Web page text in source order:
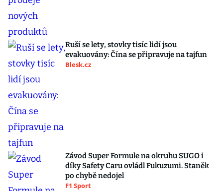
Ruší se lety, stovky tisíc lidí jsou
evakuovány: Čína se připravuje na tajfun
Blesk.cz
Závod Super Formule na okruhu SUGO i
díky Safety Caru ovládl Fukuzumi. Staněk
po chybě nedojel
F1 Sport